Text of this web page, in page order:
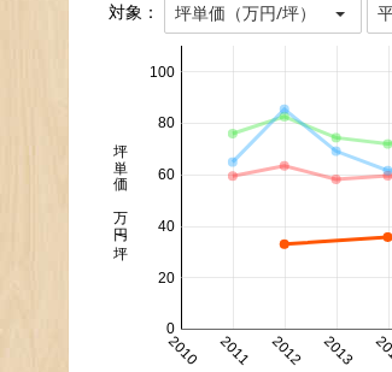
対象： 坪単価（万円/坪）
2010 2011 2012 2013
0
20
40
60
80
100
坪単価 万円/坪